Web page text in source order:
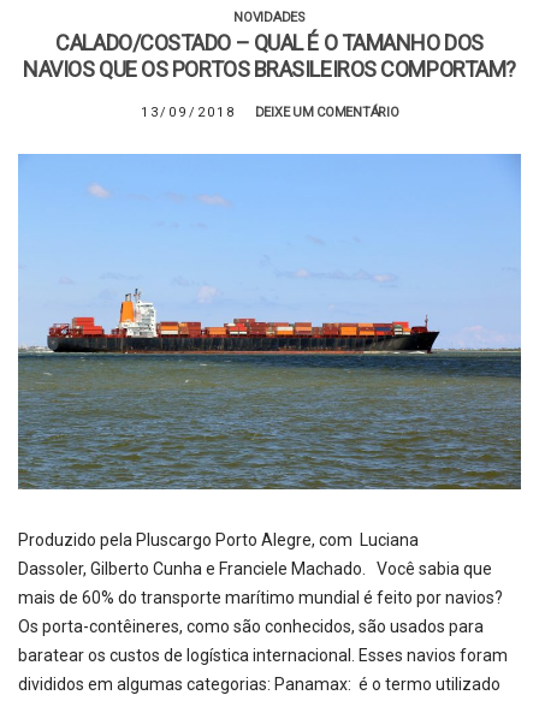
NOVIDADES
CALADO/COSTADO – QUAL É O TAMANHO DOS
NAVIOS QUE OS PORTOS BRASILEIROS COMPORTAM?
13/09/2018 DEIXE UM COMENTÁRIO
Produzido pela Pluscargo Porto Alegre, com Luciana
Dassoler, Gilberto Cunha e Franciele Machado. Você sabia que
mais de 60% do transporte marítimo mundial é feito por navios?
Os porta-contêineres, como são conhecidos, são usados para
baratear os custos de logística internacional. Esses navios foram
divididos em algumas categorias: Panamax: é o termo utilizado